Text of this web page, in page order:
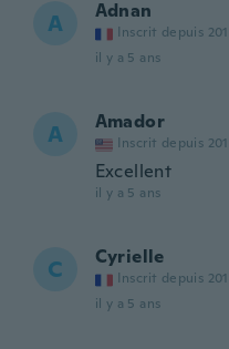
A Adnan
Inscrit depuis
il y a 5 ans
A Amador
Inscrit depuis
Excellent
il y a 5 ans
C Cyrielle
Inscrit depuis
il y a 5 ans